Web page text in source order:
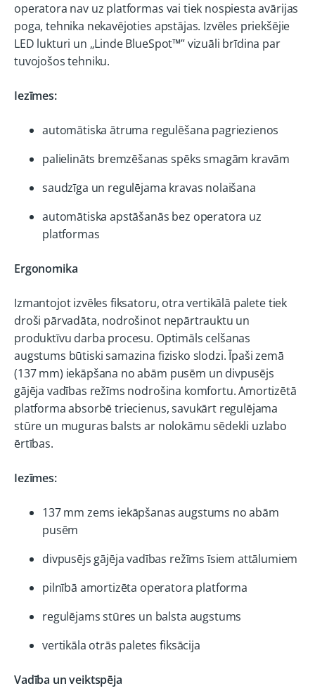
operatora nav uz platformas vai tiek nospiesta avārijas
poga, tehnika nekavējoties apstājas. Izvēles priekšējie
LED lukturi un „Linde BlueSpot™” vizuāli brīdina par
tuvojošos tehniku.
Iezīmes:
automātiska ātruma regulēšana pagriezienos
palielināts bremzēšanas spēks smagām kravām
saudzīga un regulējama kravas nolaišana
automātiska apstāšanās bez operatora uz
platformas
Ergonomika
Izmantojot izvēles fiksatoru, otra vertikālā palete tiek
droši pārvadāta, nodrošinot nepārtrauktu un
produktīvu darba procesu. Optimāls celšanas
augstums būtiski samazina fizisko slodzi. Īpaši zemā
(137 mm) iekāpšana no abām pusēm un divpusējs
gājēja vadības režīms nodrošina komfortu. Amortizētā
platforma absorbē triecienus, savukārt regulējama
stūre un muguras balsts ar nolokāmu sēdekli uzlabo
ērtības.
Iezīmes:
137 mm zems iekāpšanas augstums no abām
pusēm
divpusējs gājēja vadības režīms īsiem attālumiem
pilnībā amortizēta operatora platforma
regulējams stūres un balsta augstums
vertikāla otrās paletes fiksācija
Vadība un veiktspēja